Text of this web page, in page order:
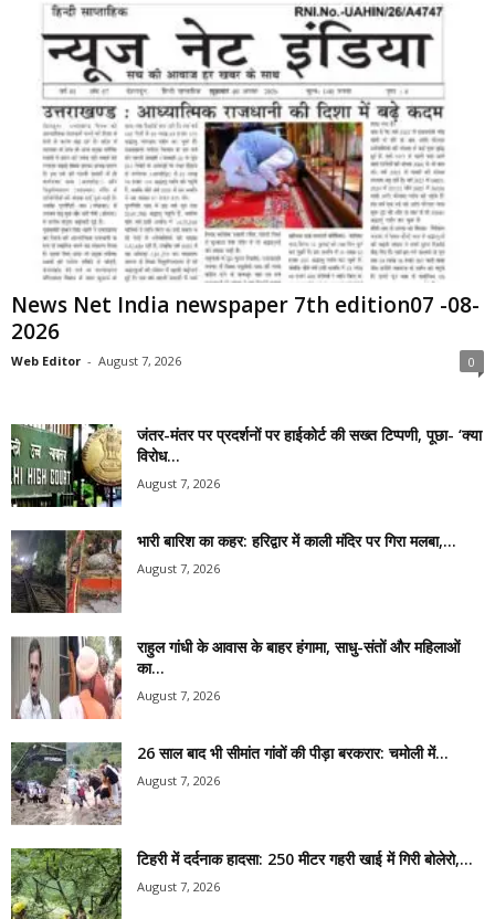
News Net India newspaper 7th edition07 -08-
2026
Web Editor - August 7, 2026 0
जंतर-मंतर पर प्रदर्शनों पर हाईकोर्ट की सख्त टिप्पणी, पूछा- ‘क्या
विरोध...
August 7, 2026
भारी बारिश का कहर: हरिद्वार में काली मंदिर पर गिरा मलबा,...
August 7, 2026
राहुल गांधी के आवास के बाहर हंगामा, साधु-संतों और महिलाओं
का...
August 7, 2026
26 साल बाद भी सीमांत गांवों की पीड़ा बरकरार: चमोली में...
August 7, 2026
टिहरी में दर्दनाक हादसा: 250 मीटर गहरी खाई में गिरी बोलेरो,...
August 7, 2026